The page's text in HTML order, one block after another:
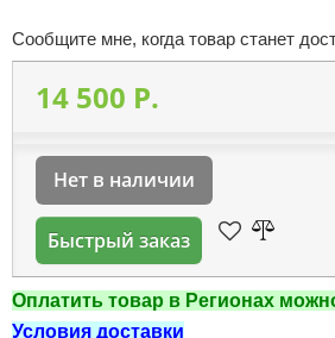
Сообщите мне, когда товар станет
14 500 P.
Нет в наличии
Быстрый заказ
Оплатить товар в Регионах
Условия доставки